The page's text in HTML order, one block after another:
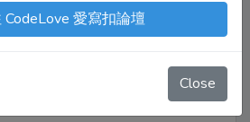
Enoxs
chenjenping
愛寫扣論壇
Close